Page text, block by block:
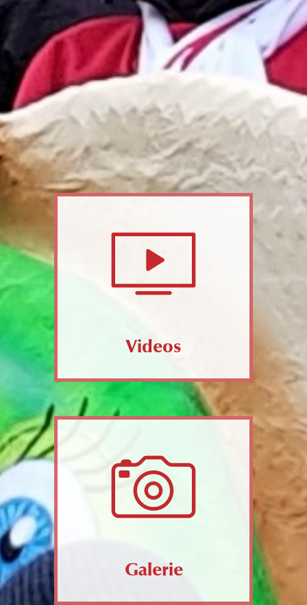
Videos
Galerie